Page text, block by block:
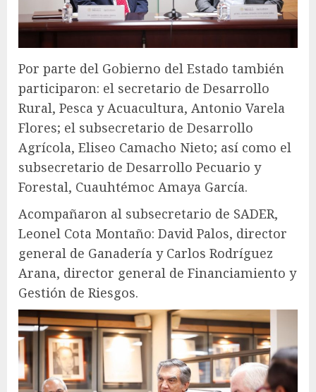
Por parte del Gobierno del Estado también
participaron: el secretario de Desarrollo
Rural, Pesca y Acuacultura, Antonio Varela
Flores; el subsecretario de Desarrollo
Agrícola, Eliseo Camacho Nieto; así como el
subsecretario de Desarrollo Pecuario y
Forestal, Cuauhtémoc Amaya García.
Acompañaron al subsecretario de SADER,
Leonel Cota Montaño: David Palos, director
general de Ganadería y Carlos Rodríguez
Arana, director general de Financiamiento y
Gestión de Riesgos.